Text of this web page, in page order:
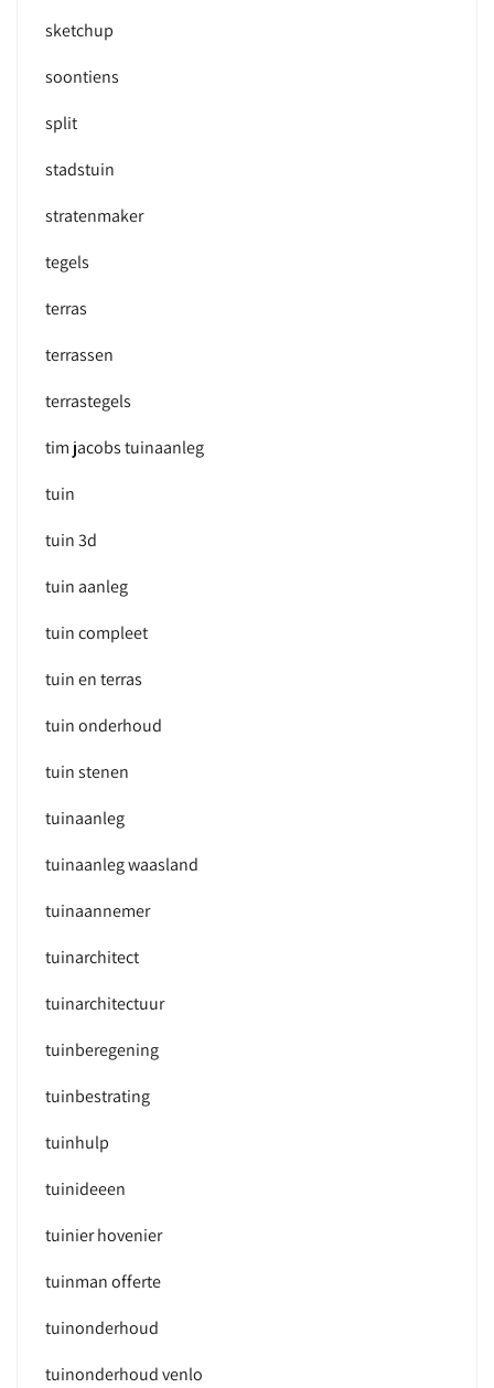
sketchup
soontiens
split
stadstuin
stratenmaker
tegels
terras
terrassen
terrastegels
tim jacobs tuinaanleg
tuin
tuin 3d
tuin aanleg
tuin compleet
tuin en terras
tuin onderhoud
tuin stenen
tuinaanleg
tuinaanleg waasland
tuinaannemer
tuinarchitect
tuinarchitectuur
tuinberegening
tuinbestrating
tuinhulp
tuinideeen
tuinier hovenier
tuinman offerte
tuinonderhoud
tuinonderhoud venlo